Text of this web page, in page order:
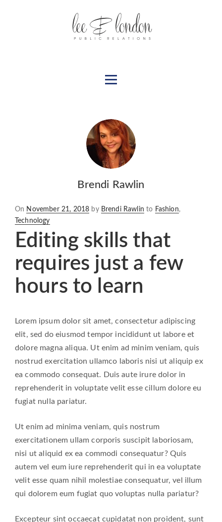
Brendi Rawlin
On Posted
on
November 21, 2018 by Brendi Rawlin to Fashion,
Technology
Editing skills that
requires just a few
hours to learn
Lorem ipsum dolor sit amet, consectetur adipiscing
elit, sed do eiusmod tempor incididunt ut labore et
dolore magna aliqua. Ut enim ad minim veniam, quis
nostrud exercitation ullamco laboris nisi ut aliquip ex
ea commodo consequat. Duis aute irure dolor in
reprehenderit in voluptate velit esse cillum dolore eu
fugiat nulla pariatur.
Ut enim ad minima veniam, quis nostrum
exercitationem ullam corporis suscipit laboriosam,
nisi ut aliquid ex ea commodi consequatur? Quis
autem vel eum iure reprehenderit qui in ea voluptate
velit esse quam nihil molestiae consequatur, vel illum
qui dolorem eum fugiat quo voluptas nulla pariatur?
Excepteur sint occaecat cupidatat non proident, sunt